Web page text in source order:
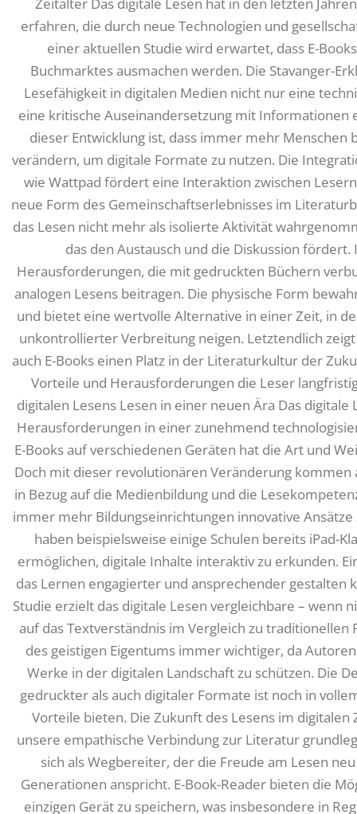
erfahren, die durch neue Technologien und
einer aktuellen Studie wird erwartet, dass E-
Buchmarktes ausmachen werden. Die Stavanger-
Lesefähigkeit in digitalen Medien nicht nur eine
eine kritische Auseinandersetzung mit
dieser Entwicklung ist, dass immer mehr
verändern, um digitale Formate zu nutzen. Die
wie Wattpad fördert eine Interaktion zwischen
neue Form des Gemeinschaftserlebnisses im
das Lesen nicht mehr als isolierte Aktivität
das den Austausch und die Diskussion
Herausforderungen, die mit gedruckten Büchern
analogen Lesens beitragen. Die physische Form
und bietet eine wertvolle Alternative in einer Zeit, in
unkontrollierter Verbreitung neigen. Letztendlich
auch E-Books einen Platz in der Literaturkultur der
Vorteile und Herausforderungen die Leser
digitalen Lesens Lesen in einer neuen Ära Das
Herausforderungen in einer zunehmend
E-Books auf verschiedenen Geräten hat die Art und
Doch mit dieser revolutionären Veränderung
in Bezug auf die Medienbildung und die
immer mehr Bildungseinrichtungen innovative
haben beispielsweise einige Schulen bereits iPad-
ermöglichen, digitale Inhalte interaktiv zu erkunden.
das Lernen engagierter und ansprechender gestalten
Studie erzielt das digitale Lesen vergleichbare – wenn
auf das Textverständnis im Vergleich zu
des geistigen Eigentums immer wichtiger, da
Werke in der digitalen Landschaft zu schützen. Die
gedruckter als auch digitaler Formate ist noch in
Vorteile bieten. Die Zukunft des Lesens im
unsere empathische Verbindung zur Literatur
sich als Wegbereiter, der die Freude am Lesen
Generationen anspricht. E-Book-Reader bieten die
einzigen Gerät zu speichern, was insbesondere in